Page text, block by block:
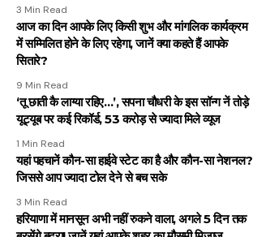
3 Min Read
आज का दिन आपके लिए किसी शुभ और मांगलिक कार्यक्रम
में सम्मिलित होने के लिए रहेगा, जानें क्या कहते हैं आपके
सितारे?
9 Min Read
‘तू छाती कै लाग्या रहिए…’, सपना चौधरी के इस सॉन्ग नें तोड़े
यूट्यूब पर कई रिकॉर्ड, 53 करोड़ से ज्यादा मिले व्यूज
1 Min Read
यहां पहचानें कौन-सा हाईवे स्टेट का है और कौन-सा नेशनल?
जिससे आप ज्यादा टोल देने से बच सके
3 Min Read
हरियाणा में मानसून अभी नहीं रुकने वाला, अगले 5 दिन तक